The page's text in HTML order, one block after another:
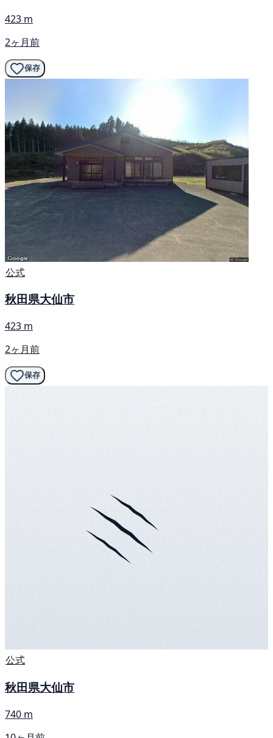
423 m
2ヶ月前
保存
公式
秋田県大仙市
423 m
2ヶ月前
保存
公式
秋田県大仙市
740 m